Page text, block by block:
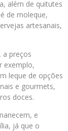
, além de quitutes
de moleque,
artesanais,
a preços
exemplo,
leque de opções
e gourmets,
doces.
e
já que o